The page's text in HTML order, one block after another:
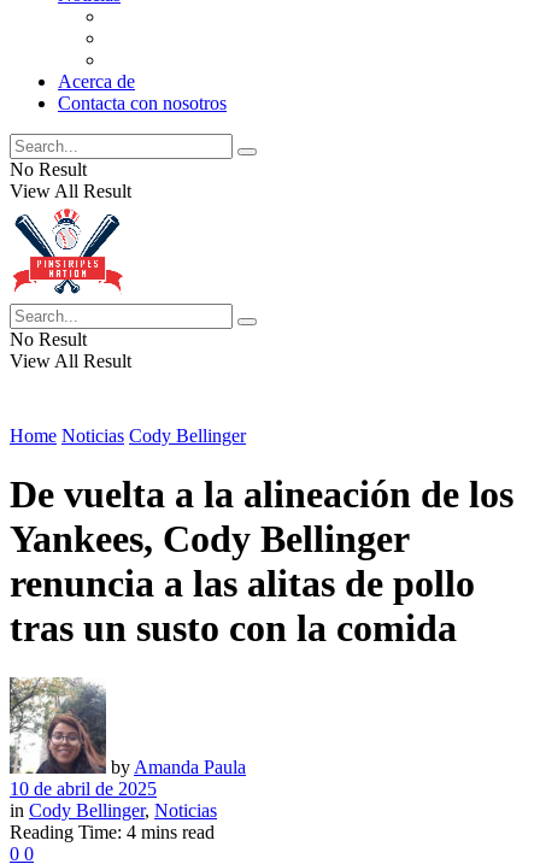
Acerca de
Contacta con nosotros
No Result
View All Result
No Result
View All Result
Home Noticias Cody Bellinger
De vuelta a la alineación de los
Yankees, Cody Bellinger
renuncia a las alitas de pollo
tras un susto con la comida
by Amanda Paula
10 de abril de 2025
in Cody Bellinger, Noticias
Reading Time: 4 mins read
0 0